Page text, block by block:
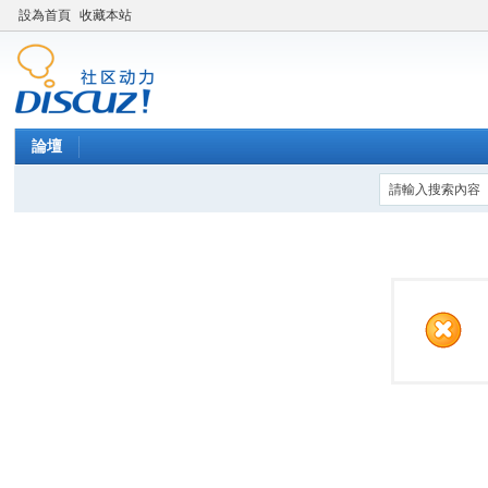
設為首頁 收藏本站
論壇